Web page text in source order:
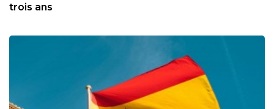
trois ans